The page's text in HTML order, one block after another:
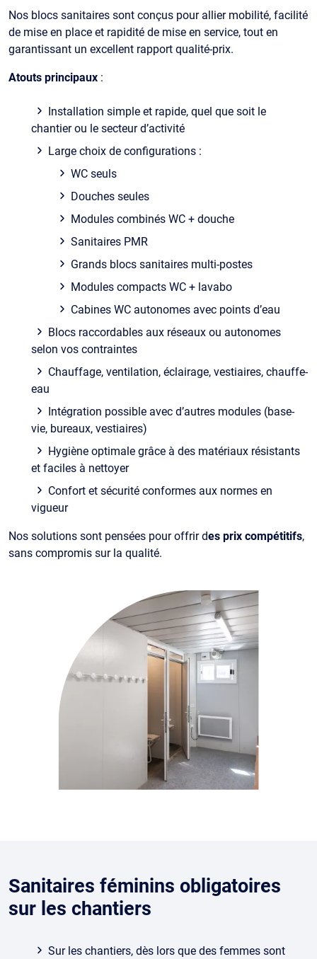
Nos blocs sanitaires sont conçus pour allier mobilité, facilité
de mise en place et rapidité de mise en service, tout en
garantissant un excellent rapport qualité-prix.
Atouts principaux :
Installation simple et rapide, quel que soit le
chantier ou le secteur d’activité
Large choix de configurations :
WC seuls
Douches seules
Modules combinés WC + douche
Sanitaires PMR
Grands blocs sanitaires multi-postes
Modules compacts WC + lavabo
Cabines WC autonomes avec points d’eau
Blocs raccordables aux réseaux ou autonomes
selon vos contraintes
Chauffage, ventilation, éclairage, vestiaires, chauffe-
eau
Intégration possible avec d’autres modules (base-
vie, bureaux, vestiaires)
Hygiène optimale grâce à des matériaux résistants
et faciles à nettoyer
Confort et sécurité conformes aux normes en
vigueur
Nos solutions sont pensées pour offrir des prix compétitifs,
sans compromis sur la qualité.
Sanitaires féminins obligatoires
sur les chantiers
Sur les chantiers, dès lors que des femmes sont